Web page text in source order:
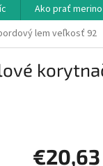
Ako prať merino
lem veľkosť 92
€20,63